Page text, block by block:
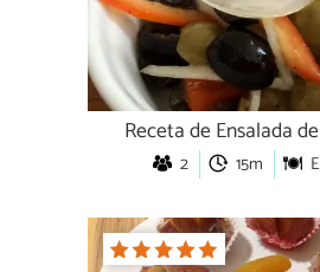
Receta de Ensalada
2 15m